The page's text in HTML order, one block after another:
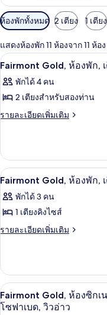
ตัว
กรอง
ที่
มี
ให้
สำหรับ
พัก
ห้องพักทั้งหมด 2 เตียง 1 เตียง
แสดงห้องพัก 11 ห้องจาก 11 ห้อง
เปิด
ภาพถ่าย
ทั้งหมด
ของ
ห้อง
พัก,
เตียง
ใหญ่
เตียง,
เมือง
2
Fairmont Gold, ห้องพัก,
พักได้ 4 คน
2 เตียงสำหรับสองท่าน
รายละเอียดเพิ่มเติม
ราย
เกี่ยว
กับ
Fairmont
ห้อง
พัก,
ใหญ่
เมือง
เปิด
ภาพถ่าย
ทั้งหมด
ของ
ห้อง
พัก,
เตียง
2
Fairmont Gold, ห้องพัก, เ
พักได้ 3 คน
1 เตียงคิงไซส์
รายละเอียดเพิ่มเติม
ราย
เกี่ยว
กับ
Fairmont
Gold,
เปิด
ภาพถ่าย
10
Fairmont Gold, ห้องซิกเน
โซฟาเบด, วิวอ่าว